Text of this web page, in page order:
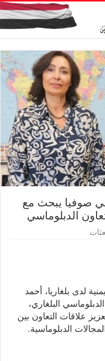
في صوفيا يبحث مع
الدبلوماسي
لدى بلغاريا، أحمد
البلغاري،
علاقات التعاون بين
الدبلوماسية.